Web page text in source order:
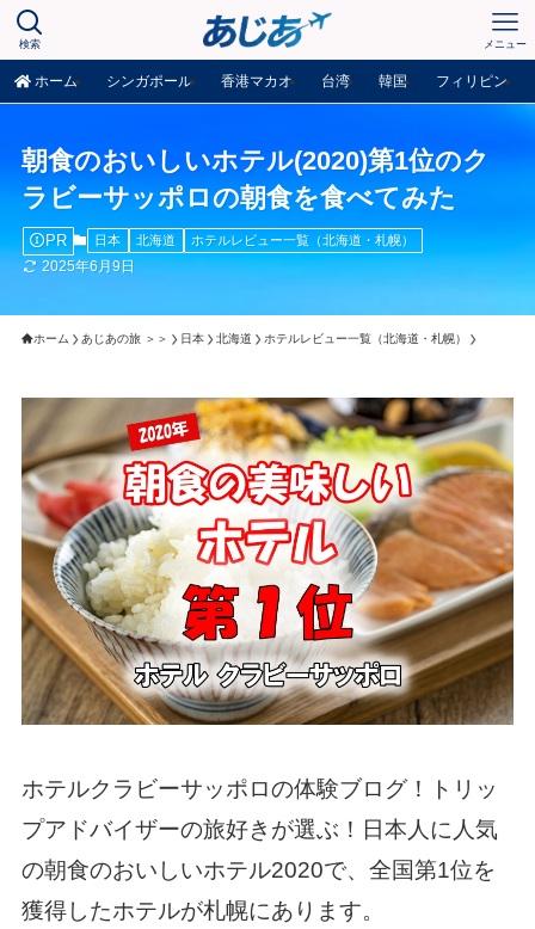
検索 メニュー
ホーム シンガポール 香港マカオ 台湾 韓国 フィリピン
朝食のおいしいホテル(2020)第1位のク
ラビーサッポロの朝食を食べてみた
PR 日本 北海道 ホテルレビュー一覧（北海道・札幌）
2025年6月9日
ホーム あじあの旅 ＞＞ 日本 北海道 ホテルレビュー一覧（北海道・札幌）
ホテルクラビーサッポロの体験ブログ！トリッ
プアドバイザーの旅好きが選ぶ！日本人に人気
の朝食のおいしいホテル2020で、全国第1位を
獲得したホテルが札幌にあります。